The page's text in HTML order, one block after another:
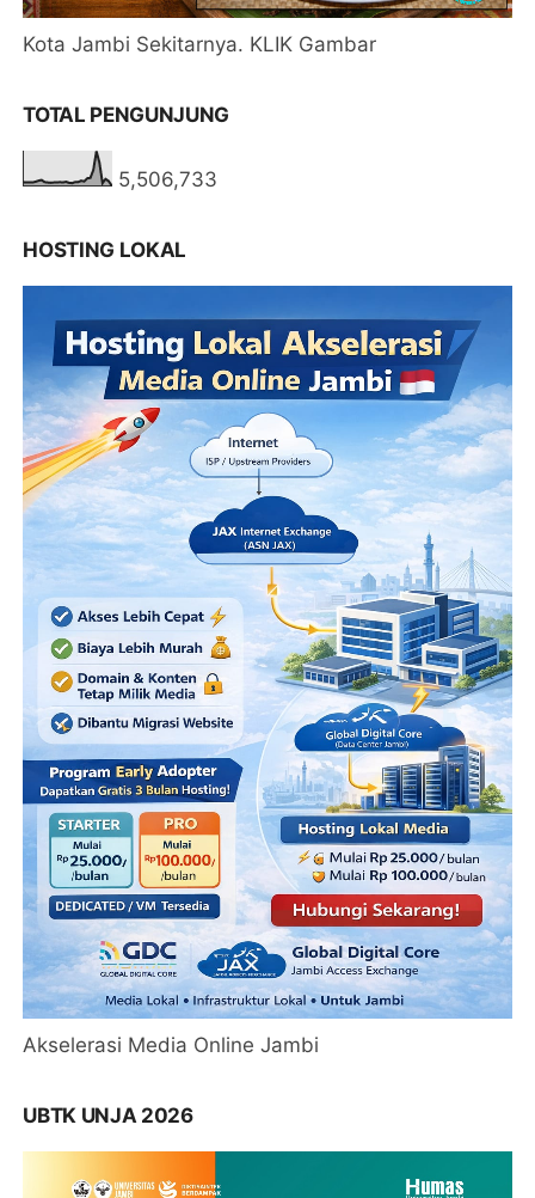
Kota Jambi Sekitarnya. KLIK Gambar
TOTAL PENGUNJUNG
5,506,733
HOSTING LOKAL
Akselerasi Media Online Jambi
UBTK UNJA 2026